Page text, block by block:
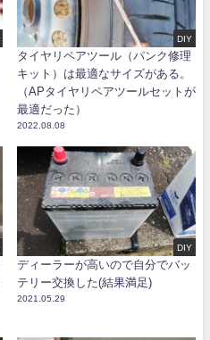
DIY
タイヤリペアツール（パンク修理
キット）は最適なサイズがある。
（APタイヤリペアツールセットが
最適だった）
2022.08.08
DIY
ディーラーが高いので自分でバッ
テリー交換した(結果満足)
2021.05.29